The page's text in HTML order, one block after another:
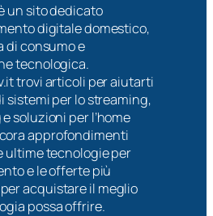
un sito dedicato
digitale domestico,
di consumo e
tecnologica.
trovi articoli per aiutarti
sistemi per lo streaming,
soluzioni per l’home
approfondimenti
ultime tecnologie per
e le offerte più
acquistare il meglio
possa offrire.